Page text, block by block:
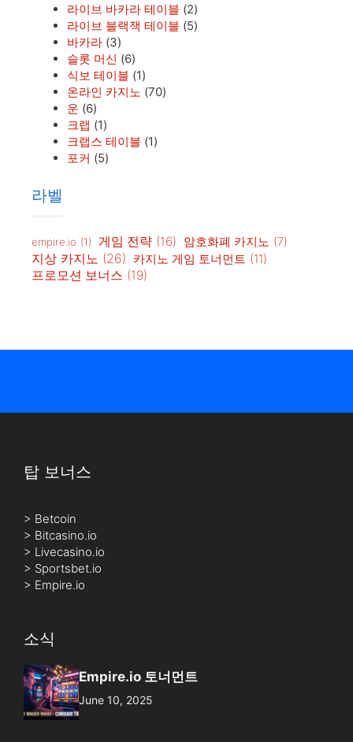
라이브 바카라 테이블 (2)
라이브 블랙잭 테이블 (5)
바카라 (3)
슬롯 머신 (6)
식보 테이블 (1)
온라인 카지노 (70)
운 (6)
크랩 (1)
크랩스 테이블 (1)
포커 (5)
라벨
empire.io (1) 게임 전략 (16) 암호화폐 카지노 (7)
지상 카지노 (26) 카지노 게임 토너먼트 (11)
프로모션 보너스 (19)
탑 보너스
> Betcoin
> Bitcasino.io
> Livecasino.io
> Sportsbet.io
> Empire.io
소식
Empire.io 토너먼트
June 10, 2025